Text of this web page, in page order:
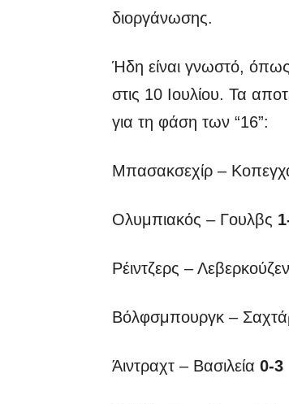
διοργάνωσης.
Ήδη είναι γνωστό, όπως
στις 10 Ιουλίου. Τα
για τη φάση των “16”:
Μπασακσεχίρ –
Ολυμπιακός – Γουλβς
Ρέιντζερς – Λεβερκούζεν
Βόλφσμπουργκ –
Άιντραχτ – Βασιλεία 0-3